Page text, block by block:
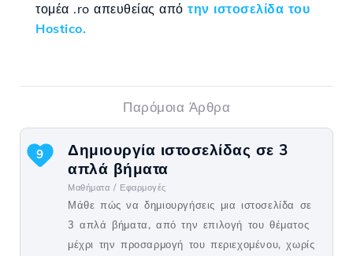
τομέα .ro απευθείας από την ιστοσελίδα του
Hostico.
Παρόμοια Άρθρα
Δημιουργία ιστοσελίδας σε 3
απλά βήματα
Μαθήματα / Εφαρμογές
Μάθε πώς να δημιουργήσεις μια ιστοσελίδα σε
3 απλά βήματα, από την επιλογή του θέματος
μέχρι την προσαρμογή του περιεχομένου, χωρίς
9